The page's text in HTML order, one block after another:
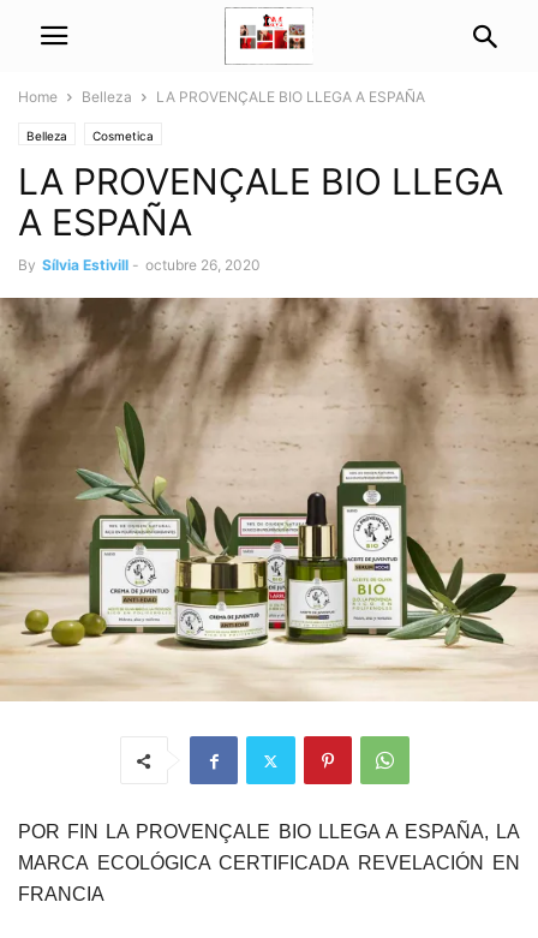
Home Belleza LA PROVENÇALE BIO LLEGA A ESPAÑA
Belleza Cosmetica
LA PROVENÇALE BIO LLEGA
A ESPAÑA
By Sílvia Estivill - octubre 26, 2020
POR FIN LA PROVENÇALE BIO LLEGA A ESPAÑA, LA
MARCA ECOLÓGICA CERTIFICADA REVELACIÓN EN
FRANCIA